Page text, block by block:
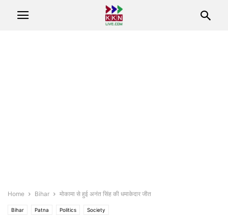
Home Bihar मोकामा से हुई अनंत सिंह की धमाकेदार जीत
Bihar Patna Politics Society